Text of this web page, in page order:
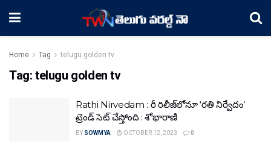
Home Tag telugu golden tv
Tag: telugu golden tv
Rathi Nirvedam : రీ రిలీజ్‌లోనూ ‘రతి నిర్వేదం’
ట్రెండ్‌ సెట్‌ చేస్తోంది : శోభారాణి
BY SOWMYA OCTOBER 12, 2023 0